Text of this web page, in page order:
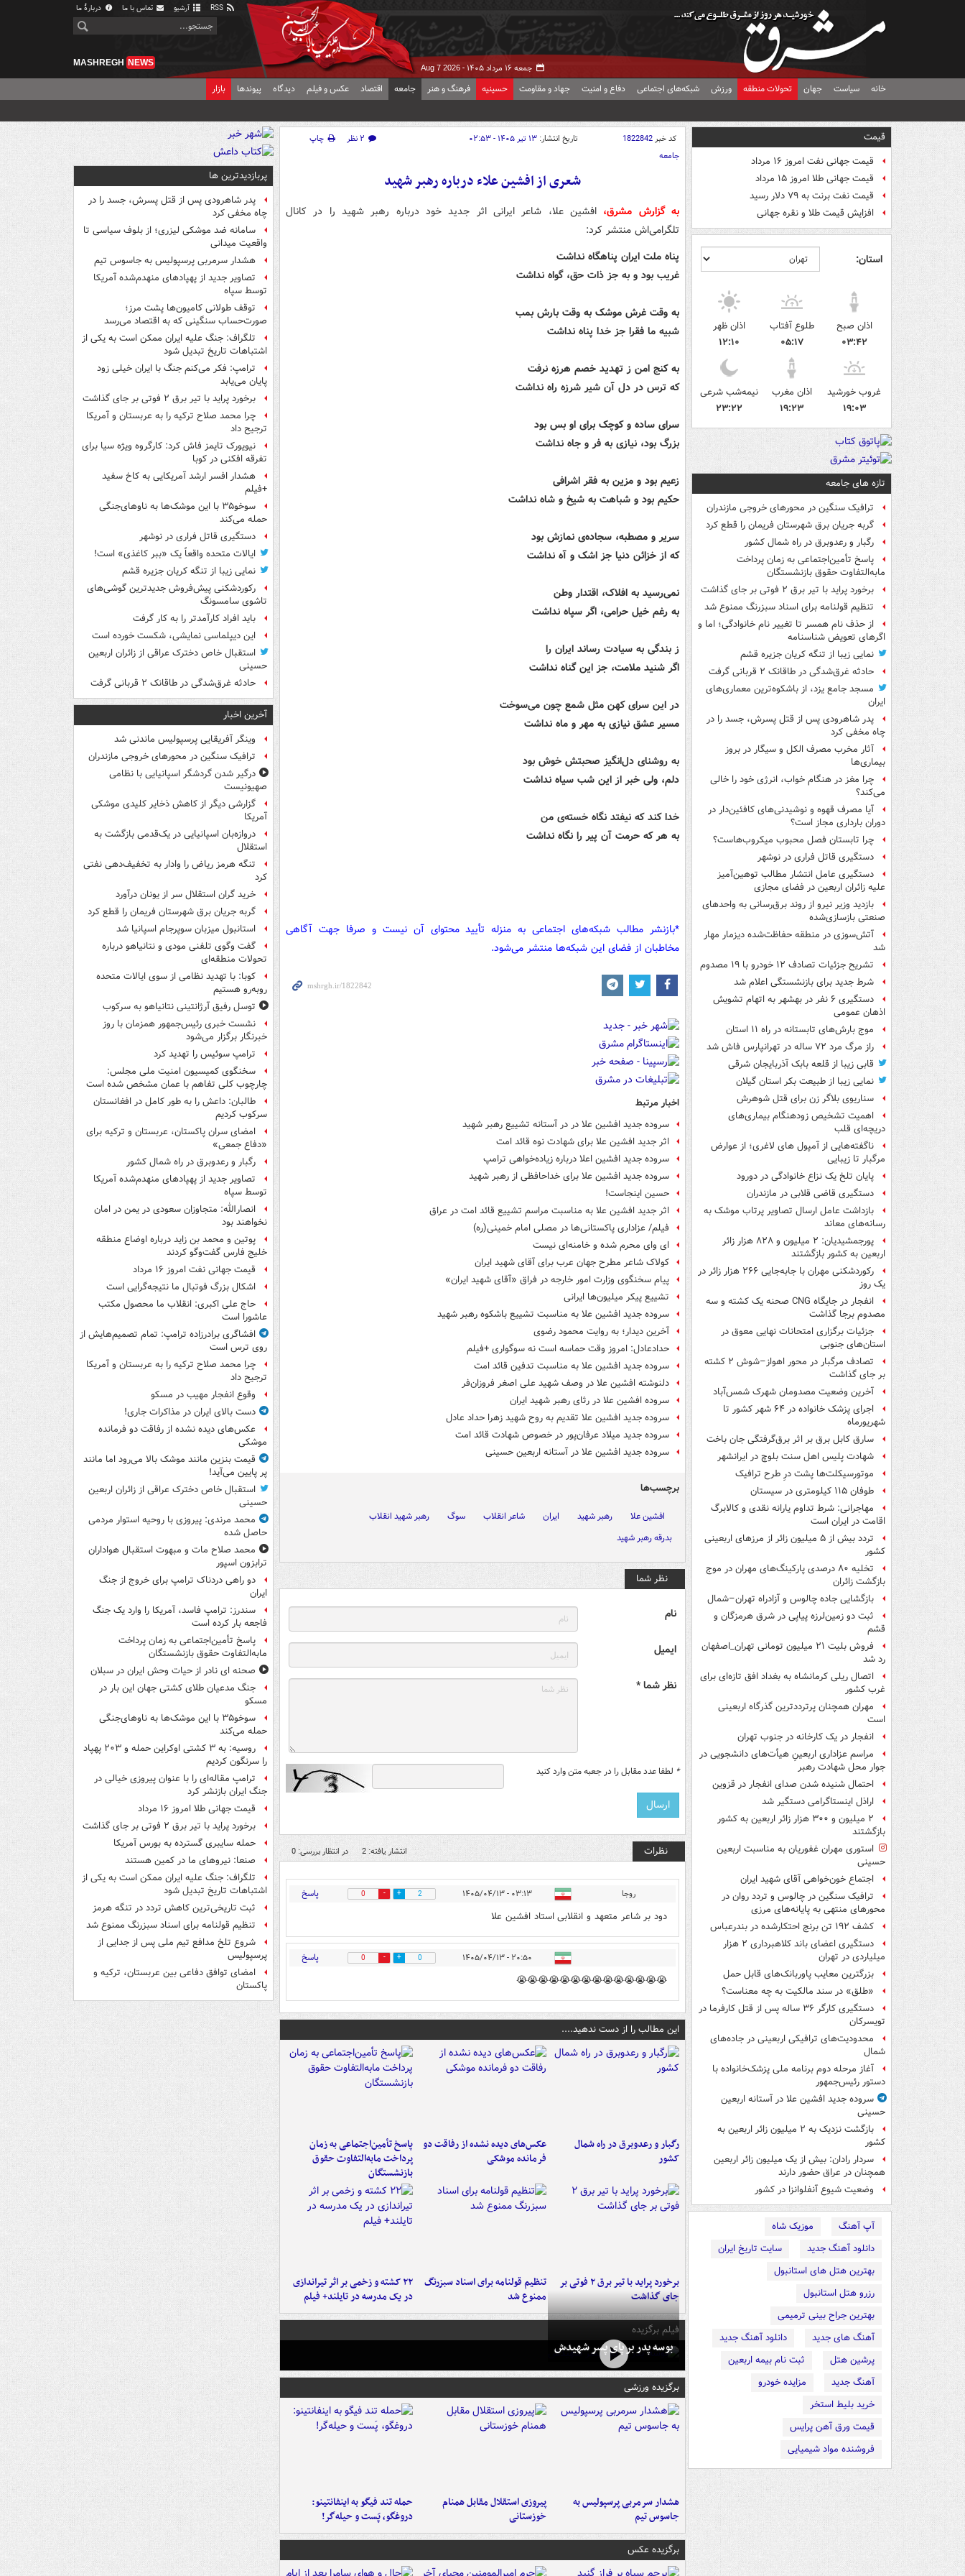
آرشیو تماس با ما دربارهٔ ما
جمعه ۱۶ مرداد ۱۴۰۵ - Aug 7 2026
MASHREGH NEWS
خانه سیاست جهان تحولات منطقه ورزش شبکه‌های اجتماعی دفاع و امنیت جهاد و مقاومت حسینیه فرهنگ و هنر جامعه اقتصاد عکس و فیلم دیدگاه پیوندها بازار
قیمت
قیمت جهانی نفت امروز ۱۶ مرداد
قیمت جهانی طلا امروز ۱۵ مرداد
قیمت نفت برنت به ۷۹ دلار رسید
افزایش قیمت طلا و نقره جهانی
استان:
اذان صبح
۰۳:۴۲
طلوع آفتاب
۰۵:۱۷
اذان ظهر
۱۲:۱۰
غروب خورشید
۱۹:۰۳
اذان مغرب
۱۹:۲۳
نیمه‌شب شرعی
۲۳:۲۲
تازه های جامعه
ترافیک سنگین در محورهای خروجی مازندران
گربه جریان برق شهرستان فریمان را قطع کرد
رگبار و رعدوبرق در راه شمال کشور
پاسخ تأمین‌اجتماعی به زمان پرداخت
مابه‌التفاوت حقوق بازنشستگان
برخورد پراید با تیر برق ۲ فوتی بر جای گذاشت
تنظیم قولنامه برای اسناد سبزرنگ ممنوع شد
از حذف نام همسر تا تغییر نام خانوادگی؛ اما و
اگرهای تعویض شناسنامه
نمایی زیبا از تنگه کریان جزیره قشم
حادثه غرق‌شدگی در طاقانک ۲ قربانی گرفت
مسجد جامع یزد، از باشکوه‌ترین معماری‌های
ایران
پدر شاهرودی پس از قتل پسرش، جسد را در
چاه مخفی کرد
آثار مخرب مصرف الکل و سیگار در بروز
بیماری‌ها
چرا مغز در هنگام خواب، انرژی خود را خالی
می‌کند؟
آیا مصرف قهوه و نوشیدنی‌های کافئین‌دار در
دوران بارداری مجاز است؟
چرا تابستان فصل محبوب میکروب‌هاست؟
دستگیری قاتل فراری در نوشهر
دستگیری عامل انتشار مطالب توهین‌آمیز
علیه زائران اربعین در فضای مجازی
بازدید وزیر نیرو از روند برق‌رسانی به واحدهای
صنعتی بازسازی‌شده
آتش‌سوزی در منطقه حفاظت‌شده دیزمار مهار
شد
تشریح جزئیات تصادف ۱۲ خودرو با ۱۹ مصدوم
شرط جدید برای بازنشستگی اعلام شد
دستگیری ۶ نفر در بهشهر به اتهام تشویش
اذهان عمومی
موج بارش‌های تابستانه در راه ۱۱ استان
راز مرگ مرد ۷۲ ساله در تهرانپارس فاش شد
قابی زیبا از قلعه بابک آذربایجان شرقی
نمایی زیبا از طبیعت بکر استان گیلان
سناریوی بلاگر زن برای قتل شوهرش
اهمیت تشخیص زودهنگام بیماری‌های
دریچه‌ای قلب
ناگفته‌هایی از آمپول های لاغری؛ از عوارض
مرگبار تا زیبایی
پایان تلخ یک نزاع خانوادگی در دورود
دستگیری قاضی قلابی در مازندران
بازداشت عامل ارسال تصاویر پرتاب موشک به
رسانه‌های معاند
پورجمشیدیان: ۲ میلیون و ۸۲۸ هزار زائر
اربعین به کشور بازگشتند
رکوردشکنی مهران با جابه‌جایی ۲۶۶ هزار زائر در
یک روز
انفجار در جایگاه CNG صحنه یک کشته و سه
مصدوم برجا گذاشت
جزئیات برگزاری امتحانات نهایی معوق در
استان‌های جنوبی
تصادف مرگبار در محور اهواز–شوش ۲ کشته
بر جای گذاشت
آخرین وضعیت مصدومان شهرک شمس‌آباد
اجرای پزشک خانواده در ۶۴ شهر کشور تا
شهریورماه
سارق کابل برق بر اثر برق‌گرفتگی جان باخت
شهادت پلیس اهل سنت بلوچ در ایرانشهر
موتورسیکلت‌ها پشت درِ طرح ترافیک
طوفان ۱۱۵ کیلومتری در سیستان
مهاجرانی: شرط تداوم یارانه نقدی و کالابرگ
اقامت در ایران است
تردد بیش از ۵ میلیون زائر از مرزهای اربعینی
کشور
تخلیه ۸۰ درصدی پارکینگ‌های مهران در موج
بازگشت زائران
بازگشایی جاده چالوس و آزادراه تهران–شمال
ثبت دو زمین‌لرزه پیاپی در شرق هرمزگان و
قشم
فروش بلیت ۲۱ میلیون تومانی تهران_اصفهان
رد شد
اتصال ریلی کرمانشاه به بغداد افق تازه‌ای برای
غرب کشور
مهران همچنان پرترددترین گذرگاه اربعینی
است
انفجار در یک کارخانه در جنوب تهران
مراسم عزاداری اربعینِ هیأت‌های دانشجویی در
جوار محل شهادت رهبر
احتمال شنیده شدن صدای انفجار در قزوین
اراذل اینستاگرامی دستگیر شد
۲ میلیون و ۳۰۰ هزار زائر اربعین به کشور
بازگشتند
استوری مهران غفوریان به مناسبت اربعین
حسینی
اجتماع خون‌خواهی آقای شهید ایران
ترافیک سنگین در چالوس و تردد روان در
محورهای منتهی به پایانه‌های مرزی
کشف ۱۹۲ تن برنج احتکارشده در بندرعباس
دستگیری اعضای باند کلاهبرداری ۲ هزار
میلیاردی در تهران
بزرگترین معایب پاوربانک‌های قابل حمل
«طلق» در سند مالکیت به چه معناست؟
دستگیری کارگر ۳۶ ساله پس از قتل کارفرما در
تویسرکان
محدودیت‌های ترافیکی اربعینی در جاده‌های
شمال‌
آغاز مرحله دوم برنامه ملی پزشک‌خانواده با
دستور رئیس‌جمهور
سروده جدید افشین علا در آستانه اربعین
حسینی
بازگشت نزدیک به ۲ میلیون زائر اربعین به
کشور
سردار رادان: بیش از یک میلیون زائر اربعین
همچنان در عراق حضور دارند
وضعیت شیوع آنفلوانزا در کشور
آپ آهنگ
موزیک شاه
دانلود آهنگ جدید
سایت تاریخ ایران
بهترین هتل های استانبول
رزرو هتل استانبول
بهترین جراح بینی ترمیمی
آهنگ های جدید
دانلود آهنگ جدید
پرشین هتل
ثبت نام بیمه اربعین
آهنگ جدید
مزایده خودرو
خرید بلیط استخر
قیمت ورق آهن پرایس
فروشنده مواد شیمیایی
کد خبر1822842 تاریخ انتشار: ۱۳ تیر ۱۴۰۵ - ۰۲:۵۳ ۲ نظر
چاپ
جامعه
شعری از افشین علاء درباره رهبر شهید
به گزارش مشرق، افشین علا، شاعر ایرانی اثر جدید خود درباره رهبر شهید را در کانال
تلگرامی‌اش منتشر کرد:
پناه ملت ایران پناهگاه نداشت
غریب بود و به جز ذات حق، گواه نداشت
به وقت غرش موشک به وقت بارش بمب
شبیه ما فقرا جز خدا پناه نداشت
به کنج امن ز تهدید خصم هرزه نرفت
که ترس در دل آن شیر شرزه راه نداشت
سرای ساده و کوچک برای او بس بود
بزرگ بود، نیازی به فر و جاه نداشت
زعیم بود و مزین به فقر اشرافی
حکیم بود و شباهت به شیخ و شاه نداشت
سریر و مصطبه، سجاده‌ی نمازش بود
که از خزائن دنیا جز اشک و آه نداشت
نمی‌رسید به افلاک، اقتدار وطن
به رغم خیل حرامی، اگر سپاه نداشت
ز بندگی به سیادت رساند ایران را
اگر شنید ملامت، جز این گناه نداشت
در این سرای کهن مثل شمع چون می‌سوخت
مسیر عشق نیازی به مهر و ماه نداشت
به روشنای دل‌انگیز صحبتش خوش بود
دلم، ولی خبر از این شب سیاه نداشت
خدا کند که نیفتد نگاه خسته‌ی من
به هر که حرمت آن پیر را نگاه نداشت
*بازنشر مطالب شبکه‌های اجتماعی به منزله تأیید محتوای آن نیست و صرفا جهت آگاهی
مخاطبان از فضای این شبکه‌ها منتشر می‌شود.
اخبار مرتبط
سروده جدید افشین علا در در آستانه‌ تشییع رهبر شهید
اثر جدید افشین علا برای شهادت نوه قائد امت
سروده جدید افشین اعلا درباره زیاده‌خواهی ترامپ
سروده جدید افشین علا برای خداحافظی از رهبر شهید
حسین اینجاست!
اثر جدید افشین علا به مناسبت مراسم تشییع قائد امت در عراق
فیلم/ عزاداری پاکستانی‌ها در مصلی امام خمینی(ره)
ای وای محرم شده و خامنه‌ای نیست
کولاک شاعر مطرح جهان عرب برای آقای شهید ایران
پیام سخنگوی وزارت امور خارجه در فراق «آقای شهید ایران»
تشییع پیکر میلیون‌ها ایرانی
سروده جدید افشین علا به مناسبت تشییع باشکوه رهبر شهید
آخرین دیدار؛ به روایت محمود رضوی
حدادعادل: امروز وقت حماسه است نه سوگواری +فیلم
سروده جدید افشین علا به مناسبت تدفین قائد امت
دلنوشته افشین علا در وصف شهید علی اصغر فروزان‌فر
سروده افشین علا در رثای رهبر شهید ایران
سروده جدید افشین علا تقدیم به روح شهید زهرا حداد عادل
سروده جدید میلاد عرفان‌پور در خصوص شهادت قائد امت
سروده جدید افشین علا در آستانه اربعین حسینی
برچسب‌ها
افشین علا رهبر شهید ایران شاعر انقلاب سوگ
رهبر شهید انقلاب
بدرقه رهبر شهید
نظر شما
نام
ایمیل
نظر شما *
* لطفا عدد مقابل را در جعبه متن وارد کنید
نظرات انتشار یافته: 2 در انتظار بررسی: 0
روجا ۰۳:۱۳ - ۱۴۰۵/۰۴/۱۳ 2
0 پاسخ
دود بر شاعر متعهد و انقلابی استاد افشین علا
۲۰:۵۰ - ۱۴۰۵/۰۴/۱۳ 0
0 پاسخ
😭😭😭😭😭😭😭😭😭😭😭😭😭😭
این مطالب را از دست ندهید....
رگبار و رعدوبرق در راه شمال
کشور
عکس‌های دیده نشده از رفاقت دو
فرمانده‌ موشکی
پاسخ تأمین‌اجتماعی به زمان
پرداخت مابه‌التفاوت حقوق
بازنشستگان
برخورد پراید با تیر برق ۲ فوتی بر
جای گذاشت
تنظیم قولنامه برای اسناد سبزرنگ
ممنوع شد
۲۲ کشته و زخمی بر اثر تیراندازی
در یک مدرسه در تایلند+ فیلم
فیلم برگزیده
بوسه‌ پدر بر پای پسر شهیدش
برگزیده ورزشی
هشدار سرمربی پرسپولیس به
جاسوس تیم
پیروزی استقلال مقابل همنام
خوزستانی
حمله تند فیگو به اینفانتینو:
دروغگو، پَست‌ و حیله‌گر!
برگزیده عکس
پربازدیدترین ها
پدر شاهرودی پس از قتل پسرش، جسد را در
چاه مخفی کرد
سامانه ضد موشکی لیزری؛ از بلوف سیاسی تا
واقعیت میدانی
هشدار سرمربی پرسپولیس به جاسوس تیم
تصاویر جدید از پهپادهای منهدم‌شده آمریکا
توسط سپاه
توقف طولانی کامیون‌ها پشت مرز؛
صورت‌حساب سنگینی که به اقتصاد می‌رسد
تلگراف: جنگ علیه ایران ممکن است به یکی از
اشتباهات تاریخ تبدیل شود
ترامپ: فکر می‌کنم جنگ با ایران خیلی زود
پایان می‌یابد
برخورد پراید با تیر برق ۲ فوتی بر جای گذاشت
چرا محمد صلاح ترکیه را به عربستان و آمریکا
ترجیح داد
نیویورک تایمز فاش کرد: کارگروه ویژه سیا برای
تفرقه افکنی در کوبا
هشدار افسر ارشد آمریکایی به کاخ سفید
+فیلم
سوخو۳۵ با این موشک‌ها به ناوهای‌جنگی
حمله می‌کند
دستگیری قاتل فراری در نوشهر
ایالات متحده واقعاً یک «ببر کاغذی» است!
نمایی زیبا از تنگه کریان جزیره قشم
رکوردشکنی پیش‌فروش جدیدترین گوشی‌های
تاشوی سامسونگ
باید افراد کارآمدتر را به کار گرفت
این دیپلماسی نمایشی، شکست خورده است
استقبال خاص دخترک عراقی از زائران اربعین
حسینی
حادثه غرق‌شدگی در طاقانک ۲ قربانی گرفت
آخرین اخبار
وینگر آفریقایی پرسپولیس ماندنی شد
ترافیک سنگین در محورهای خروجی مازندران
درگیر شدن گردشگر اسپانیایی با نظامی
صهیونیست
گزارشی دیگر از کاهش ذخایر کلیدی موشکی
آمریکا
دروازه‌بان اسپانیایی در یک‌قدمی بازگشت به
استقلال
تنگه هرمز ریاض را وادار به تخفیف‌دهی نفتی
کرد
خرید گران استقلال سر از یونان درآورد
گربه جریان برق شهرستان فریمان را قطع کرد
استانبول میزبان سوپرجام اسپانیا شد
گفت وگوی تلفنی مودی و نتانیاهو درباره
تحولات منطقه‌ای
کوبا: با تهدید نظامی از سوی ایالات متحده
روبه‌رو هستیم
توسل رفیق آرژانتینی نتانیاهو به سرکوب
نشست خبری رئیس‌جمهور همزمان با روز
خبرنگار برگزار می‌شود
ترامپ سوئیس را تهدید کرد
سخنگوی کمیسیون امنیت ملی مجلس:
چارچوب کلی تفاهم با عمان مشخص شده است
طالبان: داعش را به طور کامل در افغانستان
سرکوب کردیم
امضای سران پاکستان، عربستان و ترکیه برای
«دفاع جمعی»
رگبار و رعدوبرق در راه شمال کشور
تصاویر جدید از پهپادهای منهدم‌شده آمریکا
توسط سپاه
انصارالله: متجاوزان سعودی در یمن در امان
نخواهند بود
پوتین و محمد بن زاید درباره اوضاع منطقه
خلیج فارس گفت‌وگو کردند
قیمت جهانی نفت امروز ۱۶ مرداد
اشکال بزرگ فوتبال ما نتیجه‌گرایی است
حاج علی اکبری: انقلاب ما محصول مکتب
عاشورا است
افشاگری برادرزاده ترامپ: تمام تصمیم‌هایش از
روی ترس است
چرا محمد صلاح ترکیه را به عربستان و آمریکا
ترجیح داد
وقوع انفجار مهیب در مسکو
دست بالای ایران در مذاکرات جاری!
عکس‌های دیده نشده از رفاقت دو فرمانده‌
موشکی
قیمت بنزین مانند موشک بالا می‌رود اما مانند
پر پایین می‌آید!
استقبال خاص دخترک عراقی از زائران اربعین
حسینی
محمد مرندی: پیروزی با روحیه استوار مردمی
حاصل شده
محمد صلاح مات و مبهوت استقبال هواداران
ترابزون اسپور
دو راهی دردناک ترامپ برای خروج از جنگ
ایران
سندرز: ترامپ فاسد، آمریکا را وارد یک جنگ
فاجعه بار کرده است
پاسخ تأمین‌اجتماعی به زمان پرداخت
مابه‌التفاوت حقوق بازنشستگان
صحنه ای نادر از حیات وحش ایران در سبلان
جنگ مدعیان طلای کشتی جهان این بار در
مسکو
سوخو۳۵ با این موشک‌ها به ناوهای‌جنگی
حمله می‌کند
روسیه: به ۳ کشتی اوکراین حمله و ۲۰۳ پهپاد
را سرنگون کردیم
ترامپ مقاله‌ای را با عنوان پیروزی خیالی در
جنگ ایران بازنشر کرد
قیمت جهانی طلا امروز ۱۶ مرداد
برخورد پراید با تیر برق ۲ فوتی بر جای گذاشت
حمله سایبری گسترده به بورس آمریکا
صنعا: نیروهای ما در کمین‌ هستند
تلگراف: جنگ علیه ایران ممکن است به یکی از
اشتباهات تاریخ تبدیل شود
ثبت تاریخی‌ترین کاهش تردد در تنگه هرمز
تنظیم قولنامه برای اسناد سبزرنگ ممنوع شد
شروع تلخ مدافع تیم ملی پس از جدایی از
پرسپولیس
امضای توافق دفاعی بین عربستان، ترکیه و
پاکستان